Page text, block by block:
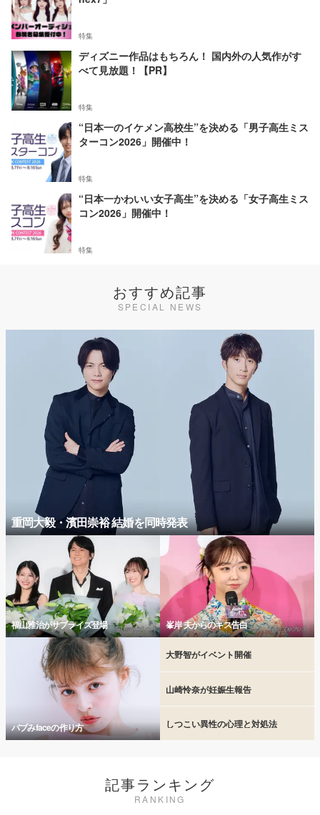
特集
ディズニー作品はもちろん！ 国内外の人気作がす
べて見放題！【PR】
特集
“日本一のイケメン高校生”を決める「男子高生ミス
ターコン2026」開催中！
特集
“日本一かわいい女子高生”を決める「女子高生ミス
コン2026」開催中！
特集
おすすめ記事
SPECIAL NEWS
重岡大毅・濱田崇裕 結婚を同時発表
福山雅治がサプライズ登場 峯岸 夫からのキス告白
バブみfaceの作り方
大野智がイベント開催
山崎怜奈が妊娠生報告
しつこい異性の心理と対処法
記事ランキング
RANKING